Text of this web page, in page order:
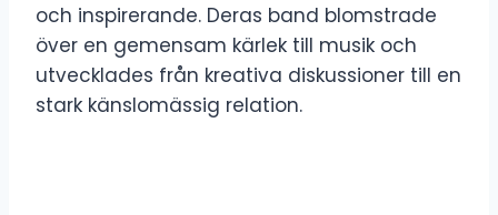
och inspirerande. Deras band blomstrade
över en gemensam kärlek till musik och
utvecklades från kreativa diskussioner till en
stark känslomässig relation.